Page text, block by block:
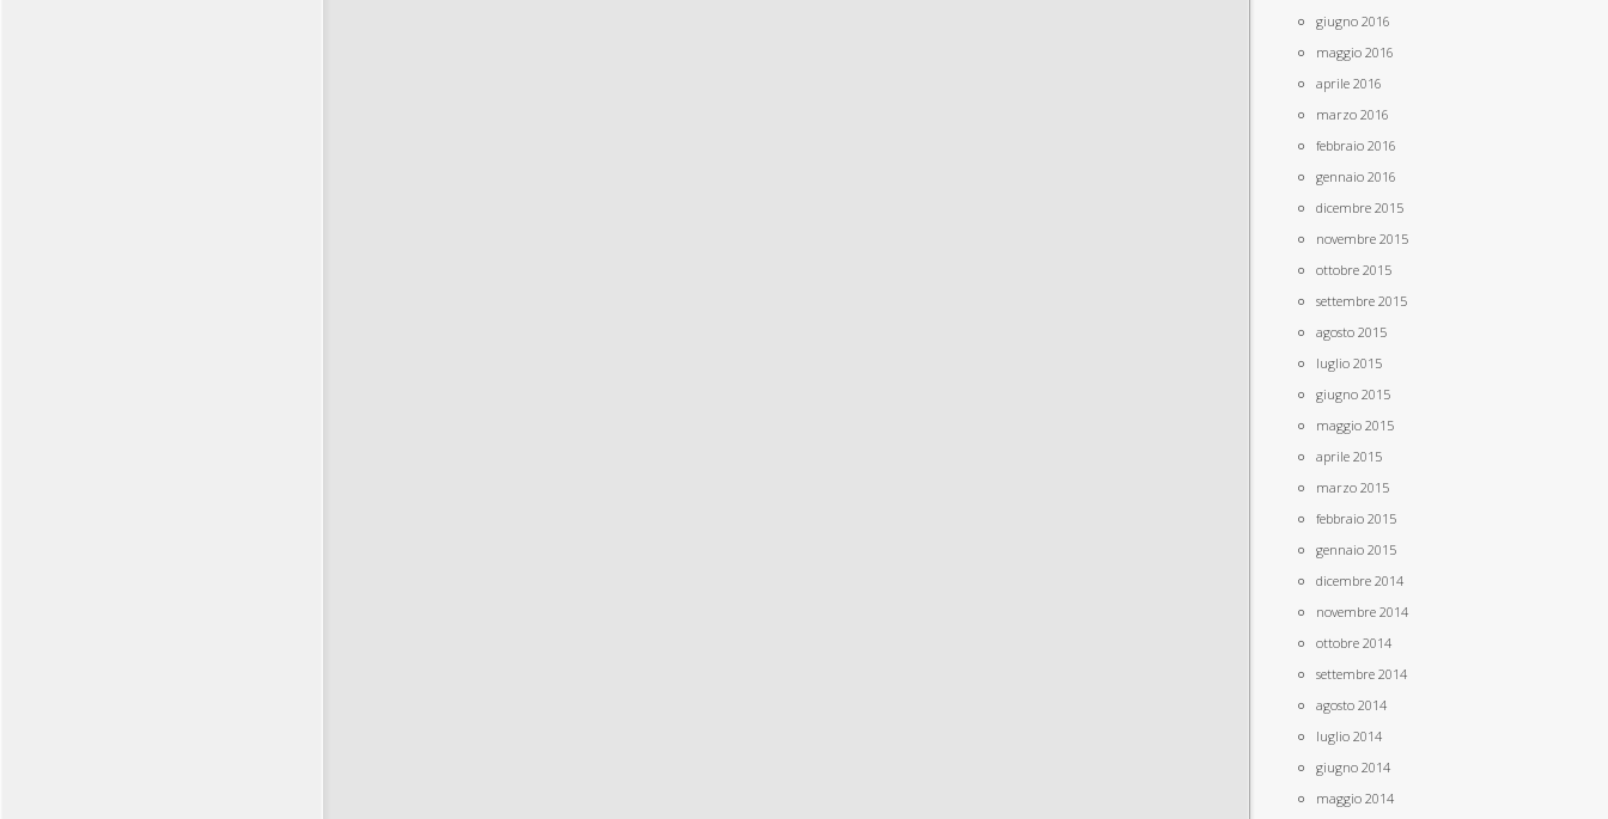
giugno 2016
maggio 2016
aprile 2016
marzo 2016
febbraio 2016
gennaio 2016
dicembre 2015
novembre 2015
ottobre 2015
settembre 2015
agosto 2015
luglio 2015
giugno 2015
maggio 2015
aprile 2015
marzo 2015
febbraio 2015
gennaio 2015
dicembre 2014
novembre 2014
ottobre 2014
settembre 2014
agosto 2014
luglio 2014
giugno 2014
maggio 2014